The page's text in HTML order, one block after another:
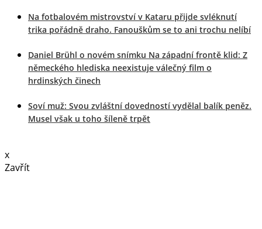
Na fotbalovém mistrovství v Kataru přijde svléknutí
trika pořádně draho. Fanouškům se to ani trochu nelíbí
Daniel Brühl o novém snímku Na západní frontě klid: Z
německého hlediska neexistuje válečný film o
hrdinských činech
Soví muž: Svou zvláštní dovedností vydělal balík peněz.
Musel však u toho šíleně trpět
x
Zavřít